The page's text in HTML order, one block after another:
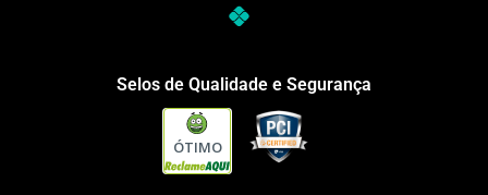
Selos de Qualidade e Segurança
ÓTIMO